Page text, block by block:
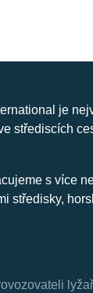
je
střediscích
s více
středisky,